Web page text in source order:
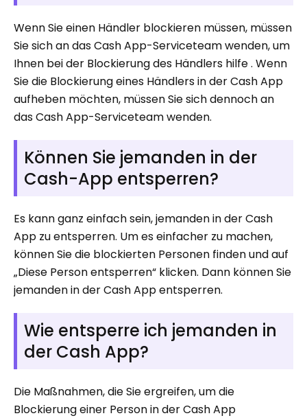
Wenn Sie einen Händler blockieren müssen, müssen
Sie sich an das Cash App-Serviceteam wenden, um
Ihnen bei der Blockierung des Händlers hilfe . Wenn
Sie die Blockierung eines Händlers in der Cash App
aufheben möchten, müssen Sie sich dennoch an
das Cash App-Serviceteam wenden.
Können Sie jemanden in der
Cash-App entsperren?
Es kann ganz einfach sein, jemanden in der Cash
App zu entsperren. Um es einfacher zu machen,
können Sie die blockierten Personen finden und auf
„Diese Person entsperren“ klicken. Dann können Sie
jemanden in der Cash App entsperren.
Wie entsperre ich jemanden in
der Cash App?
Die Maßnahmen, die Sie ergreifen, um die
Blockierung einer Person in der Cash App